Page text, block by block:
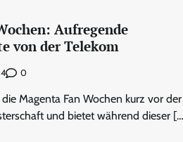
Aufregende
von der Telekom
0
Magenta Fan Wochen kurz vor der
und bietet während dieser